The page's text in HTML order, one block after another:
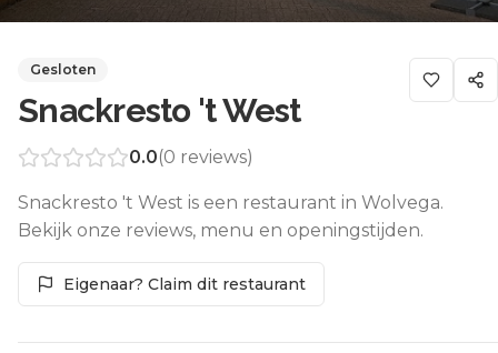
Gesloten
Snackresto 't West
0.0(0 reviews)
Snackresto 't West is een restaurant in Wolvega.
Bekijk onze reviews, menu en openingstijden.
Eigenaar? Claim dit restaurant